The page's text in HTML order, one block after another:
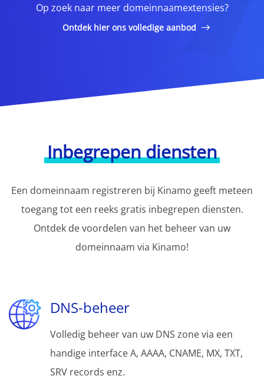
Op zoek naar meer domeinnaamextensies?
Ontdek hier ons volledige aanbod
Inbegrepen diensten
Een domeinnaam registreren bij Kinamo geeft meteen
toegang tot een reeks gratis inbegrepen diensten.
Ontdek de voordelen van het beheer van uw
domeinnaam via Kinamo!
DNS-beheer
Volledig beheer van uw DNS zone via een
handige interface A, AAAA, CNAME, MX, TXT,
SRV records enz.